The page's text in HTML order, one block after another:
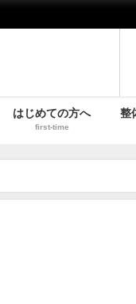
はじめての方へ
first-time
整